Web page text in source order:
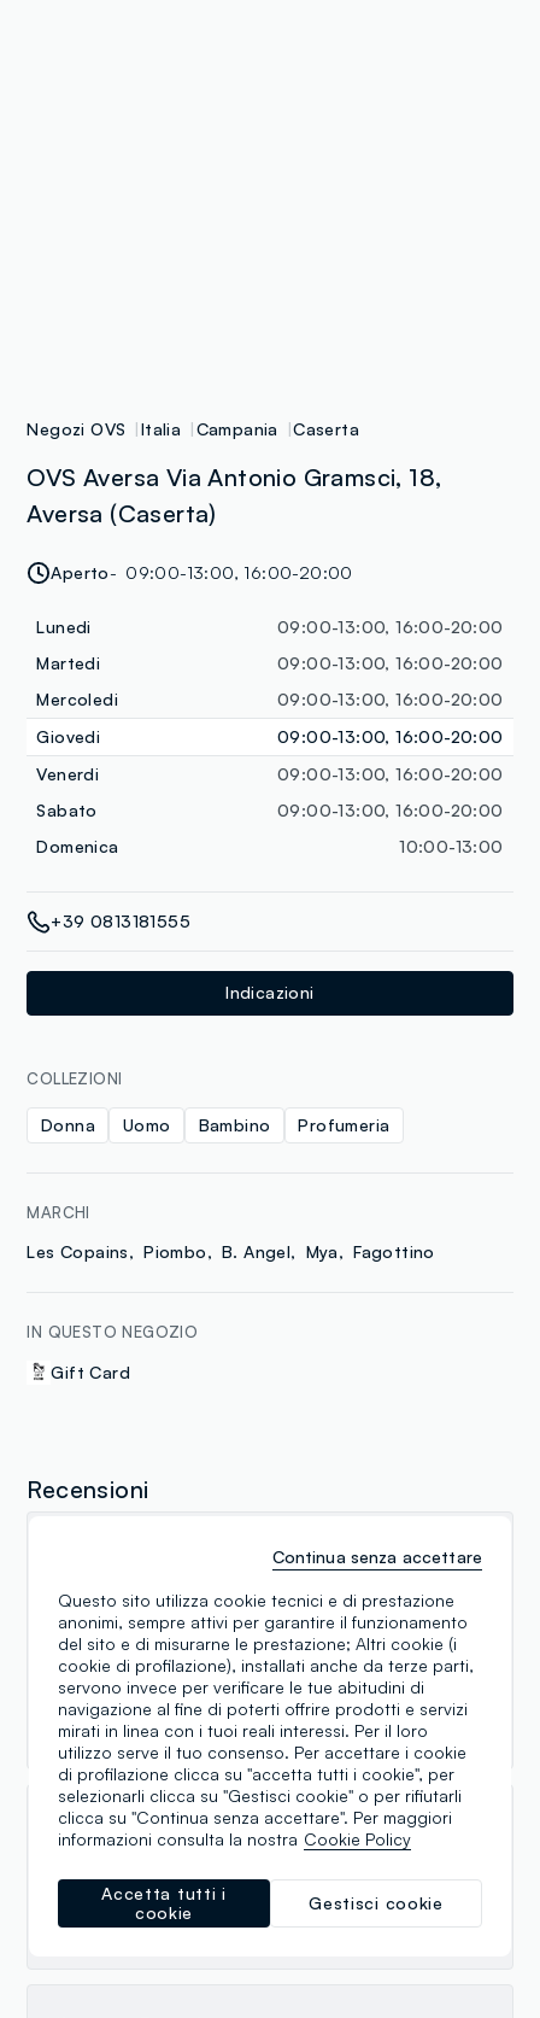
Negozi OVS Italia Campania Caserta
OVS Aversa Via Antonio Gramsci, 18,
Aversa (Caserta)
Aperto 09:00-13:00, 16:00-20:00
Lunedi
09:00-13:00, 16:00-20:00
Martedi
09:00-13:00, 16:00-20:00
Mercoledi
09:00-13:00, 16:00-20:00
Giovedi
09:00-13:00, 16:00-20:00
Venerdi
09:00-13:00, 16:00-20:00
Sabato
09:00-13:00, 16:00-20:00
Domenica
10:00-13:00
+39 0813181555
Indicazioni
COLLEZIONI
Donna Uomo Bambino Profumeria
MARCHI
Les Copains Piombo B. Angel Mya Fagottino
IN QUESTO NEGOZIO
Gift Card
Recensioni
02.08.2025
Personale gentilissimo e disponibile ma è
inconcepibile che non ci sia aria condizionata o, per
meglio dire, c'è un solo condizionatore
completamente insufficiente per il locale. Un vero
peccato perché così non si può fare shopping.
Lello Esposito
Ottimo parcheggio gratuito molto fornito personale
disponibile a ogni tua richiesta
Questo sito utilizza cookie tecnici e di prestazione
anonimi, sempre attivi per garantire il funzionamento
del sito e di misurarne le prestazione; Altri cookie (i
cookie di profilazione), installati anche da terze parti,
servono invece per verificare le tue abitudini di
navigazione al fine di poterti offrire prodotti e servizi
mirati in linea con i tuoi reali interessi. Per il loro
utilizzo serve il tuo consenso. Per accettare i cookie
di profilazione clicca su "accetta tutti i cookie", per
selezionarli clicca su "Gestisci cookie" o per rifiutarli
clicca su "Continua senza accettare". Per maggiori
informazioni consulta la nostra Cookie Policy
Gestisci cookie
Accetta tutti i
cookie
Continua senza accettare